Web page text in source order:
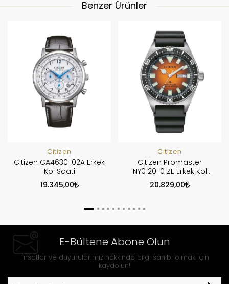
Benzer Ürünler
Citizen
Citizen CA4630-02A Erkek
Kol Saati
19.345,00
Citizen
Citizen Promaster
NY0120-01ZE Erkek Kol
Saati
20.829,00
E-Bültene Abone Olun
Fırsatlar ve duyurularımız hakkında bilgi sahibi olmak için
kaydolun!